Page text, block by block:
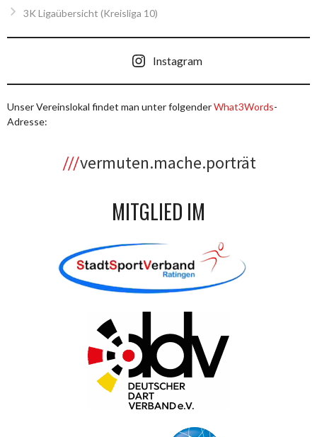
3K Ligaübersicht (Kreisliga 10)
Instagram
Unser Vereinslokal findet man unter folgenderWhat3Words-
Adresse:
vermuten.mache.porträt
MITGLIED IM